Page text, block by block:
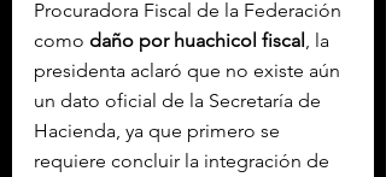
Procuradora Fiscal de la Federación
como daño por huachicol fiscal , la
presidenta aclaró que no existe aún
un dato oficial de la Secretaría de
Hacienda, ya que primero se
requiere concluir la integración de